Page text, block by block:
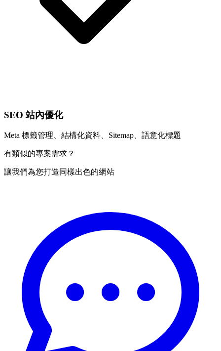
SEO 站內優化
Meta 標籤管理、結構化資料、Sitemap、語意化標題
有類似的專案需求？
讓我們為您打造同樣出色的網站